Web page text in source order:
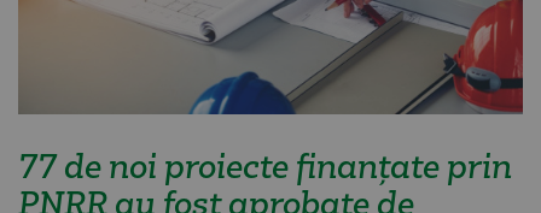
77 de noi proiecte finanțate prin
PNRR au fost aprobate de